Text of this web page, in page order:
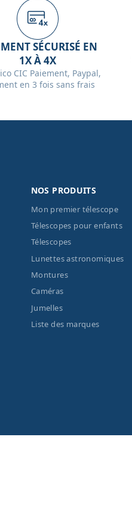
SÉCURISÉ EN
1X À 4X
CIC Paiement, Paypal,
en 3 fois sans frais
NOS PRODUITS
Mon premier télescope
Télescopes pour enfants
Télescopes
Lunettes astronomiques
Montures
Caméras
Jumelles
Liste des marques